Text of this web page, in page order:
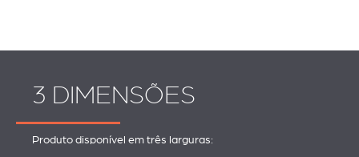
3 DIMENSÕES
Produto disponível em três larguras: